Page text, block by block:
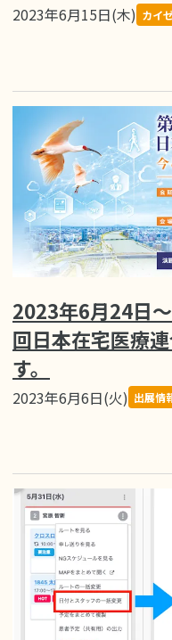
2023年6月15日(木) カイ
2023年6月24日
回日本在宅医療
す。
2023年6月6日(火) 出展情